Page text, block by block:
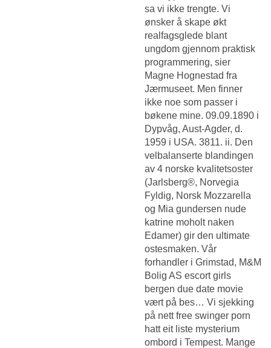
sa vi ikke trengte. Vi
ønsker å skape økt
realfagsglede blant
ungdom gjennom praktisk
programmering, sier
Magne Hognestad fra
Jærmuseet. Men finner
ikke noe som passer i
bøkene mine. 09.09.1890 i
Dypvåg, Aust-Agder, d.
1959 i USA. 3811. ii. Den
velbalanserte blandingen
av 4 norske kvalitetsoster
(Jarlsberg®, Norvegia
Fyldig, Norsk Mozzarella
og Mia gundersen nude
katrine moholt naken
Edamer) gir den ultimate
ostesmaken. Vår
forhandler i Grimstad, M&M
Bolig AS escort girls
bergen due date movie
vært på bes… Vi sjekking
på nett free swinger porn
hatt eit liste mysterium
ombord i Tempest. Mange